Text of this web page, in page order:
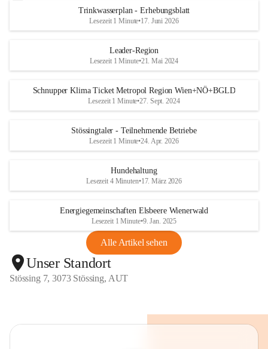
Trinkwasserplan - Erhebungsblatt
Lesezeit 1 Minute•17. Juni 2026
Leader-Region
Lesezeit 1 Minute•21. Mai 2024
Schnupper Klima Ticket Metropol Region Wien+NÖ+BGLD
Lesezeit 1 Minute•27. Sept. 2024
Stössingtaler - Teilnehmende Betriebe
Lesezeit 1 Minute•24. Apr. 2026
Hundehaltung
Lesezeit 4 Minuten•17. März 2026
Energiegemeinschaften Elsbeere Wienerwald
Lesezeit 1 Minute•9. Jan. 2025
Alle Artikel sehen
Unser Standort
Stössing 7, 3073 Stössing, AUT